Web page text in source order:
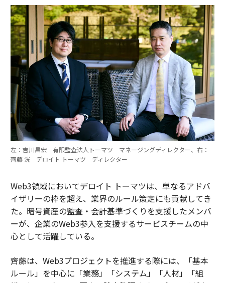
左：吉川昌宏 有限監査法人トーマツ マネージングディレクター、右：
齊藤 洸 デロイト トーマツ ディレクター
Web3領域においてデロイト トーマツは、単なるアドバ
イザリーの枠を超え、業界のルール策定にも貢献してき
た。暗号資産の監査・会計基準づくりを支援したメンバ
ーが、企業のWeb3参入を支援するサービスチームの中
心として活躍している。
齊藤は、Web3プロジェクトを推進する際には、「基本
ルール」を中心に「業務」「システム」「人材」「組